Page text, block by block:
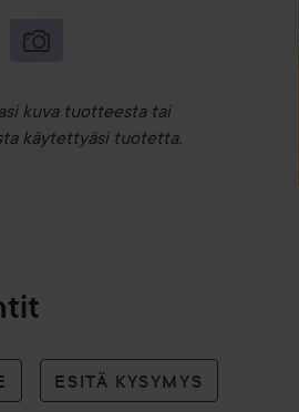
kuva tuotteesta tai
käytettyäsi tuotetta.
ESITÄ KYSYMYS